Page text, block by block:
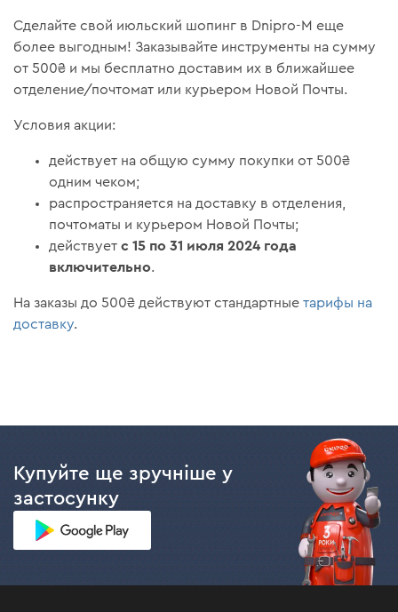
Сделайте свой июльский шопинг в Dnipro-M еще
более выгодным! Заказывайте инструменты на сумму
от 500₴ и мы бесплатно доставим их в ближайшее
отделение/почтомат или курьером Новой Почты.
Условия акции:
действует на общую сумму покупки от 500₴
одним чеком;
распространяется на доставку в отделения,
почтоматы и курьером Новой Почты;
действуетс 15 по 31 июля 2024 года
включительно.
На заказы до 500₴ действуют стандартныетарифы на
доставку.
Купуйте ще зручніше у
застосунку